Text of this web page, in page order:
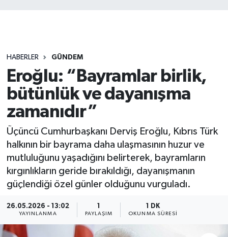
HABERLER GÜNDEM
Eroğlu: “Bayramlar birlik,
bütünlük ve dayanışma
zamanıdır”
Üçüncü Cumhurbaşkanı Derviş Eroğlu, Kıbrıs Türk
halkının bir bayrama daha ulaşmasının huzur ve
mutluluğunu yaşadığını belirterek, bayramların
kırgınlıkların geride bırakıldığı, dayanışmanın
güçlendiği özel günler olduğunu vurguladı.
26.05.2026 - 13:02
YAYINLANMA
1
PAYLAŞIM
1 DK
OKUNMA SÜRESI